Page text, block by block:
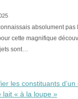
absolument pas
cette magnifique
sont…
les constituants
lait « à la loupe »